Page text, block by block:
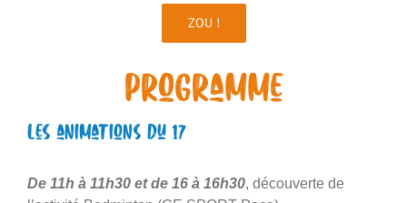
ZOU !
Programme
Les animations du 17
De 11h à 11h30 et de 16 à 16h30, découverte de